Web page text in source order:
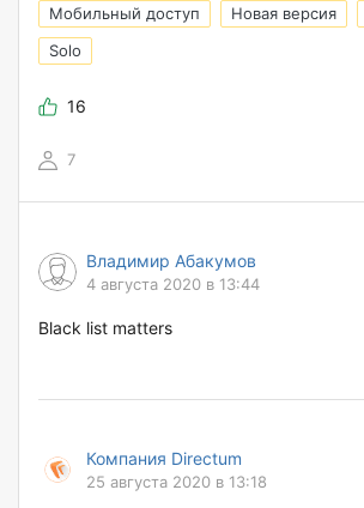
Мобильный доступ Новая версия
Solo
16
7
Владимир Абакумов
4 августа 2020 в 13:44
Black list matters
Компания Directum
25 августа 2020 в 13:18